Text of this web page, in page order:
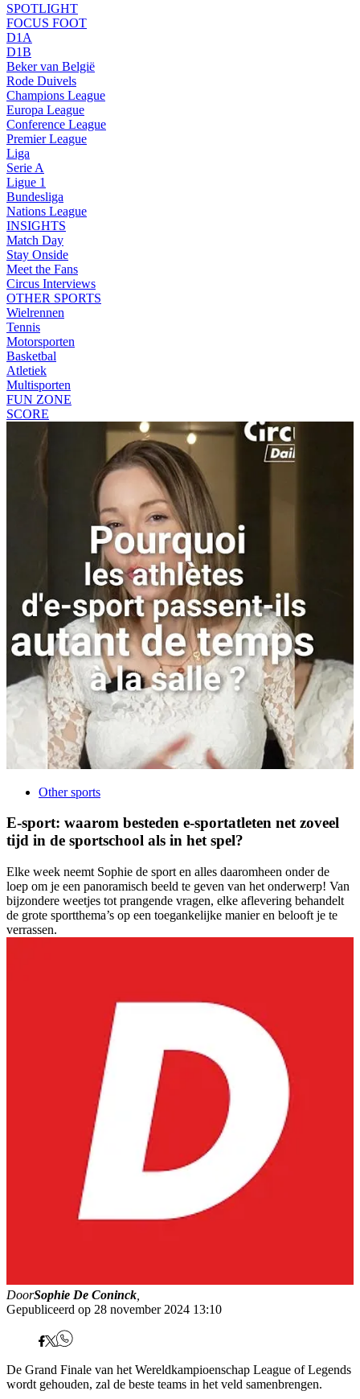
SPOTLIGHT
FOCUS FOOT
D1A
D1B
Beker van België
Rode Duivels
Champions League
Europa League
Conference League
Premier League
Liga
Serie A
Ligue 1
Bundesliga
Nations League
INSIGHTS
Match Day
Stay Onside
Meet the Fans
Circus Interviews
OTHER SPORTS
Wielrennen
Tennis
Motorsporten
Basketbal
Atletiek
Multisporten
FUN ZONE
SCORE
Other sports
E-sport: waarom besteden e-sportatleten net zoveel
tijd in de sportschool als in het spel?
Elke week neemt Sophie de sport en alles daaromheen onder de
loep om je een panoramisch beeld te geven van het onderwerp! Van
bijzondere weetjes tot prangende vragen, elke aflevering behandelt
de grote sportthema’s op een toegankelijke manier en belooft je te
verrassen.
DoorSophie De Coninck
Gepubliceerd op 28 november 2024 13:10
De Grand Finale van het Wereldkampioenschap League of Legends
wordt gehouden, zal de beste teams in het veld samenbrengen.